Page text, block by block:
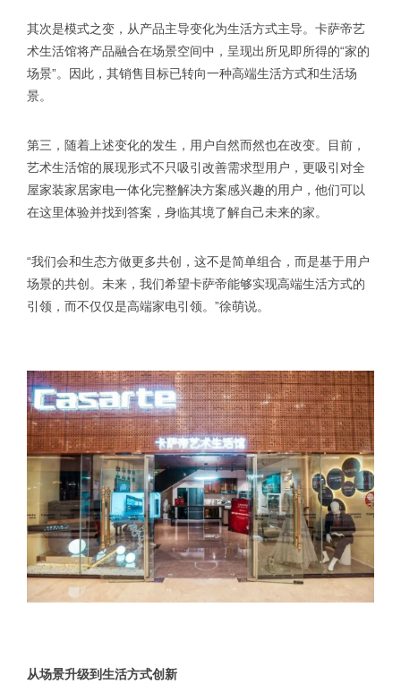
其次是模式之变，从产品主导变化为生活方式主导。卡萨帝艺
术生活馆将产品融合在场景空间中，呈现出所见即所得的“家的
场景”。因此，其销售目标已转向一种高端生活方式和生活场
景。
第三，随着上述变化的发生，用户自然而然也在改变。目前，
艺术生活馆的展现形式不只吸引改善需求型用户，更吸引对全
屋家装家居家电一体化完整解决方案感兴趣的用户，他们可以
在这里体验并找到答案，身临其境了解自己未来的家。
“我们会和生态方做更多共创，这不是简单组合，而是基于用户
场景的共创。未来，我们希望卡萨帝能够实现高端生活方式的
引领，而不仅仅是高端家电引领。”徐萌说。
从场景升级到生活方式创新